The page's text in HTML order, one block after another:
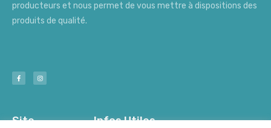
producteurs et nous permet de vous mettre à dispositions des
produits de qualité.
Site Infos Utiles